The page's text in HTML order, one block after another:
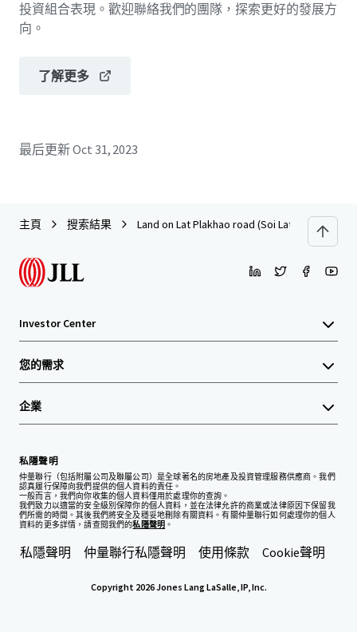
投資組合表現。歡迎聯絡我們的團隊，探索更好的發展方
向。
了解更多
最后更新Oct 31, 2023
主頁 搜索結果 Land on Lat Plakhao road (Soi Lat Plakhao 66)
Investor Center
您的需求
企業
私隱聲明
仲量聯行（包括附屬公司及聯屬公司）是全球著名的房地產及投資管理服務供應商。我們
認真履行保障向我們提供的個人資料的責任。
一般而言，我們向你收集的個人資料僅用於處理你的查詢。
我們致力以適當的安全級別保障你的個人資料，並在法律允許的商業或法律原因下保留我
們所需的時間。其後我們將安全及穩妥地刪除有關資料。有關仲量聯行如何處理你的個人
資料的更多詳情，請查閱我們的私隱聲明 。
私隱聲明 仲量聯行私隱聲明 使用條款 Cookie聲明
Copyright 2026 Jones Lang LaSalle, IP, Inc.